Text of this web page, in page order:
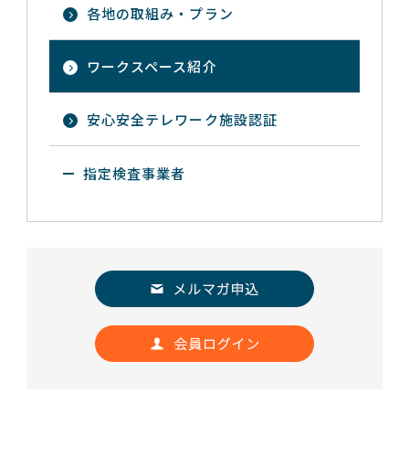
各地の取組み・プラン
ワークスペース紹介
安心安全テレワーク施設認証
指定検査事業者